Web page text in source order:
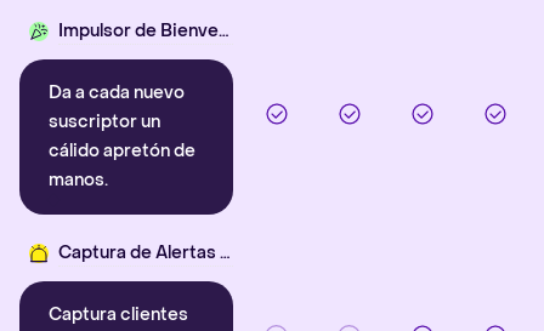
Impulsor de Bienvenida
Da a cada nuevo
suscriptor un
cálido apretón de
manos.
Captura de Alertas Inteligentes
Captura clientes